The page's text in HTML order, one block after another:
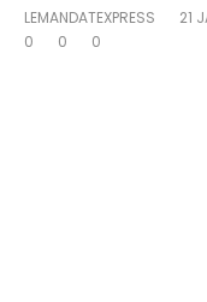
LEMANDATEXPRESS
21
0
0 0